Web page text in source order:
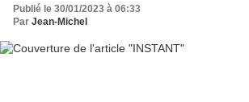
Publié le 30/01/2023 à 06:33
Par Jean-Michel